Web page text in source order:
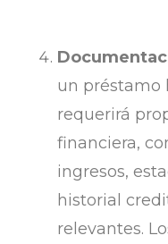
un préstamo
requerirá
financiera,
ingresos,
historial
relevantes.